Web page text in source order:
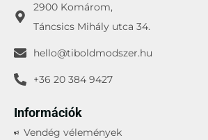
2900 Komárom,
Táncsics Mihály utca 34.
hello@tiboldmodszer.hu
+36 20 384 9427
Információk
Vendég vélemények